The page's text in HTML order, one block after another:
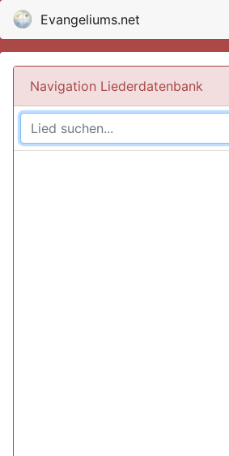
Evangeliums.net
Navigation Liederdatenbank